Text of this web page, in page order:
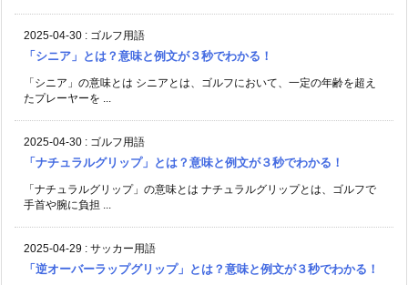
2025-04-30 : ゴルフ用語
「シニア」とは？意味と例文が３秒でわかる！
「シニア」の意味とは シニアとは、ゴルフにおいて、一定の年齢を超え
たプレーヤーを ...
2025-04-30 : ゴルフ用語
「ナチュラルグリップ」とは？意味と例文が３秒でわかる！
「ナチュラルグリップ」の意味とは ナチュラルグリップとは、ゴルフで
手首や腕に負担 ...
2025-04-29 : サッカー用語
「逆オーバーラップグリップ」とは？意味と例文が３秒でわかる！